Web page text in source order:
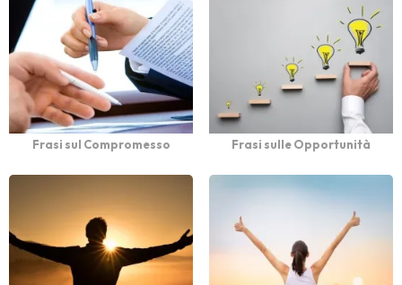
Frasi sul Compromesso Frasi sulle Opportunità